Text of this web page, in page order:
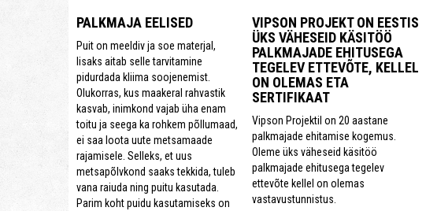
PALKMAJA EELISED
Puit on meeldiv ja soe materjal,
lisaks aitab selle tarvitamine
pidurdada kliima soojenemist.
Olukorras, kus maakeral rahvastik
kasvab, inimkond vajab üha enam
toitu ja seega ka rohkem põllumaad,
ei saa loota uute metsamaade
rajamisele. Selleks, et uus
metsapõlvkond saaks tekkida, tuleb
vana raiuda ning puitu kasutada.
Parim koht puidu kasutamiseks on
VIPSON PROJEKT ON EESTIS
ÜKS VÄHESEID KÄSITÖÖ
PALKMAJADE EHITUSEGA
TEGELEV ETTEVÕTE, KELLEL
ON OLEMAS ETA
SERTIFIKAAT
Vipson Projektil on 20 aastane
palkmajade ehitamise kogemus.
Oleme üks väheseid käsitöö
palkmajade ehitusega tegelev
ettevõte kellel on olemas
vastavustunnistus.